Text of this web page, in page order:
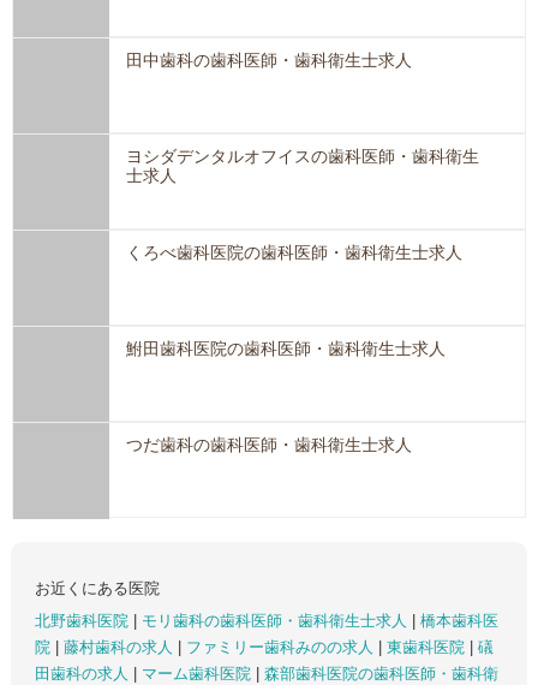
田中歯科の歯科医師・歯科衛生士求人
ヨシダデンタルオフイスの歯科医師・歯科衛生
士求人
くろべ歯科医院の歯科医師・歯科衛生士求人
鮒田歯科医院の歯科医師・歯科衛生士求人
つだ歯科の歯科医師・歯科衛生士求人
お近くにある医院
北野歯科医院
モリ歯科の歯科医師・歯科衛生士求人
橋本歯科医
院
藤村歯科の求人 ファミリー歯科みのの求人 東歯科医院
礒
田歯科の求人
マーム歯科医院
森部歯科医院の歯科医師・歯科衛